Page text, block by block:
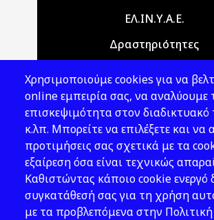
Main navigationΕΛ.ΙΝ.Υ.Α.Ε.
Δραστηριότητες
Νομοθεσία
Εκδόσεις
Νέα - Εκδηλώσεις
Ακολουθήστε
Χρησιμοποιούμε cookies για να
online εμπειρία σας, να αναλύουμε
επισκεψιμότητα στον
κ.λπ. Μπορείτε να επιλέξετε και να
προτιμήσεις σας σχετικά με τα
εξαίρεση όσα είναι τεχνικώς
Καθιστώντας κάποιο cookie ενεργό
συγκατάθεσή σας για τη χρήση
με τα προβλεπόμενα στην